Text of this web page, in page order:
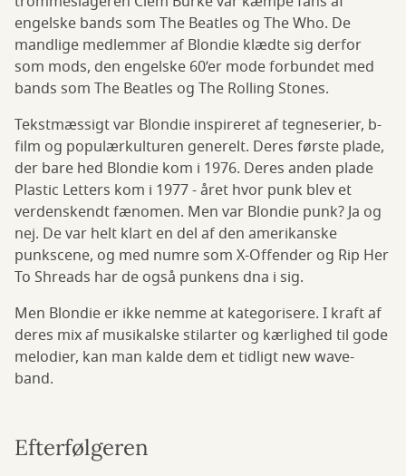
engelske bands som The Beatles og The Who. De
mandlige medlemmer af Blondie klædte sig derfor
som mods, den engelske 60’er mode forbundet med
bands som The Beatles og The Rolling Stones.
Tekstmæssigt var Blondie inspireret af tegneserier, b-
film og populærkulturen generelt. Deres første plade,
der bare hed Blondie kom i 1976. Deres anden plade
Plastic Letters kom i 1977 - året hvor punk blev et
verdenskendt fænomen. Men var Blondie punk? Ja og
nej. De var helt klart en del af den amerikanske
punkscene, og med numre som X-Offender og Rip Her
To Shreads har de også punkens dna i sig.
Men Blondie er ikke nemme at kategorisere. I kraft af
deres mix af musikalske stilarter og kærlighed til gode
melodier, kan man kalde dem et tidligt new wave-
band.
Efterfølgeren